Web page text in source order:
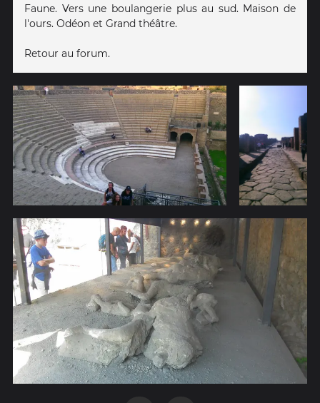
Faune. Vers une boulangerie plus au sud. Maison de
l'ours. Odéon et Grand théâtre.
Retour au forum.